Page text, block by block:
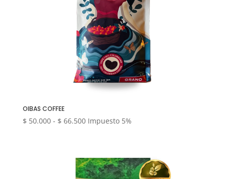
OIBAS COFFEE
$ 50.000 - $ 66.500Rango
$ 50.000
Impuesto 5%